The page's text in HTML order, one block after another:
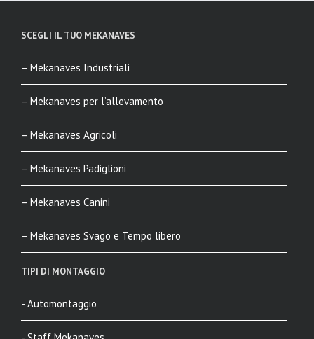
SCEGLI IL TUO MEKANAVES
– Mekanaves Industriali
– Mekanaves per l’allevamento
– Mekanaves Agricoli
– Mekanaves Padiglioni
– Mekanaves Canini
– Mekanaves Svago e Tempo libero
TIPI DI MONTAGGIO
- Automontaggio